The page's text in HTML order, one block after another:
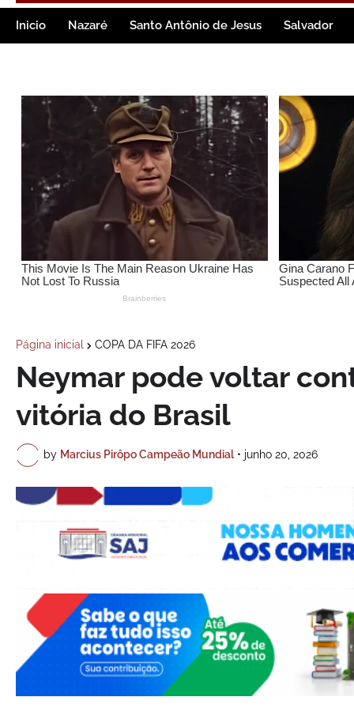
Inicio Nazaré Santo Antônio de Jesus Salvador
Página inicial COPA DA FIFA 2026
Neymar pode voltar
vitória do Brasil
by Marcius Pirôpo Campeão Mundial • junho 20, 2026